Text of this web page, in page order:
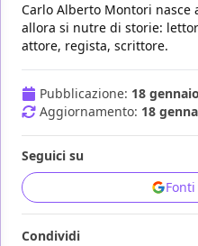
Carlo Alberto Montori nasce
allora si nutre di storie:
attore, regista, scrittore.
Pubblicazione: 18
Aggiornamento: 18
Seguici su
Condividi